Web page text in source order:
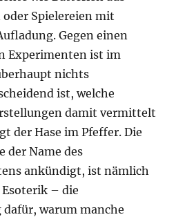
Spielereien mit
Gegen einen
Experimenten ist im
nichts
ist, welche
damit vermittelt
der Hase im Pfeffer. Die
der Name des
ankündigt, ist nämlich
– die
dafür, warum manche